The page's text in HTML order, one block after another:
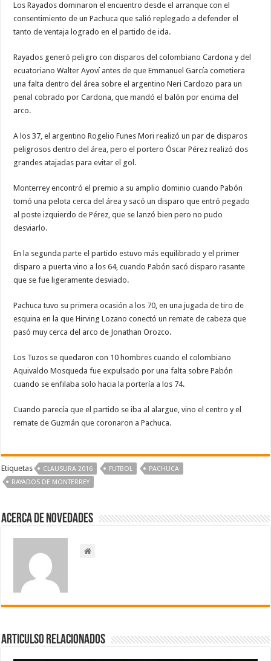
Los Rayados dominaron el encuentro desde el arranque con el
consentimiento de un Pachuca que salió replegado a defender el
tanto de ventaja logrado en el partido de ida.
Rayados generó peligro con disparos del colombiano Cardona y del
ecuatoriano Walter Ayoví antes de que Emmanuel García cometiera
una falta dentro del área sobre el argentino Neri Cardozo para un
penal cobrado por Cardona, que mandó el balón por encima del
arco.
A los 37, el argentino Rogelio Funes Mori realizó un par de disparos
peligrosos dentro del área, pero el portero Óscar Pérez realizó dos
grandes atajadas para evitar el gol.
Monterrey encontró el premio a su amplio dominio cuando Pabón
tomó una pelota cerca del área y sacó un disparo que entró pegado
al poste izquierdo de Pérez, que se lanzó bien pero no pudo
desviarlo.
En la segunda parte el partido estuvo más equilibrado y el primer
disparo a puerta vino a los 64, cuando Pabón sacó disparo rasante
que se fue ligeramente desviado.
Pachuca tuvo su primera ocasión a los 70, en una jugada de tiro de
esquina en la que Hirving Lozano conectó un remate de cabeza que
pasó muy cerca del arco de Jonathan Orozco.
Los Tuzos se quedaron con 10 hombres cuando el colombiano
Aquivaldo Mosqueda fue expulsado por una falta sobre Pabón
cuando se enfilaba solo hacia la portería a los 74.
Cuando parecía que el partido se iba al alargue, vino el centro y el
remate de Guzmán que coronaron a Pachuca.
Etiquetas CLAUSURA 2016 FUTBOL
PACHUCA
RAYADOS DE MONTERREY
Acerca de NOVEDADES
Articulso Relacionados